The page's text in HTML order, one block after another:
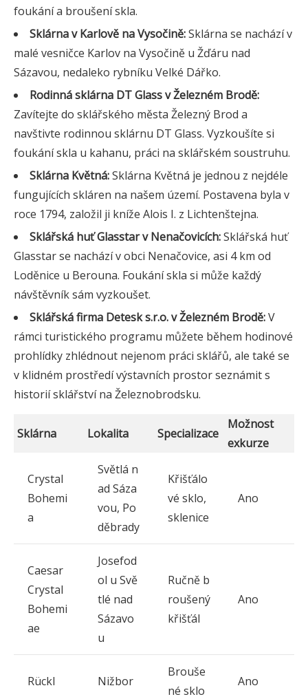
foukání a broušení skla.
Sklárna v Karlově na Vysočině:Sklárna se nachází v
malé vesničce Karlov na Vysočině u Žďáru nad
Sázavou, nedaleko rybníku Velké Dářko.
Rodinná sklárna DT Glass v Železném Brodě:
Zavítejte do sklářského města Železný Brod a
navštivte rodinnou sklárnu DT Glass. Vyzkoušíte si
foukání skla u kahanu, práci na sklářském soustruhu.
Sklárna Květná:Sklárna Květná je jednou z nejdéle
fungujících skláren na našem území. Postavena byla v
roce 1794, založil ji kníže Alois I. z Lichtenštejna.
Sklářská huť Glasstar v Nenačovicích:Sklářská huť
Glasstar se nachází v obci Nenačovice, asi 4 km od
Loděnice u Berouna. Foukání skla si může každý
návštěvník sám vyzkoušet.
Sklářská firma Detesk s.r.o. v Železném Brodě:V
rámci turistického programu můžete během hodinové
prohlídky zhlédnout nejenom práci sklářů, ale také se
v klidném prostředí výstavních prostor seznámit s
historií sklářství na Železnobrodsku.
Sklárna Lokalita Specializace
Možnost
exkurze
Crystal
Bohemi
a
Světlá n
ad Sáza
vou, Po
děbrady
Křišťálo
vé sklo,
sklenice
Ano
Caesar
Crystal
Bohemi
ae
Josefod
ol u Svě
tlé nad
Sázavo
u
Ručně b
roušený
křišťál
Ano
Rückl Nižbor
Brouše
né sklo
Ano